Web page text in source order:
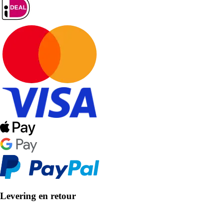
Levering en retour